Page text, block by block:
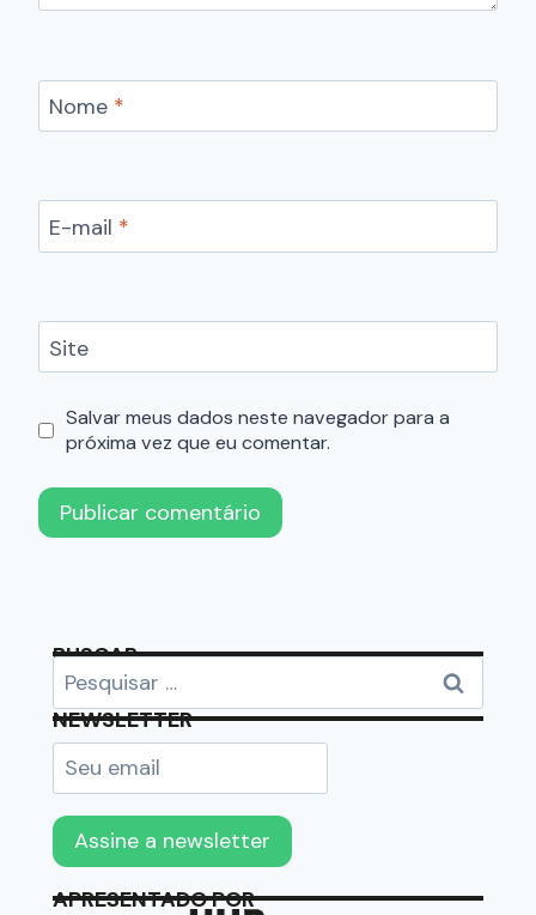
Nome *
E-mail *
Site
Salvar meus dados neste navegador para a
próxima vez que eu comentar.
BUSCAR
NEWSLETTER
APRESENTADO POR